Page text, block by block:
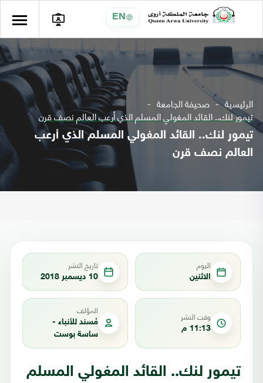
EN
الرئيسية صحيفة الجامعة
تيمور لنك.. القائد المغولي المسلم الذي أرعب العالم نصف قرن
تيمور لنك.. القائد المغولي المسلم الذي أرعب
العالم نصف قرن
اليوم
الاثنين
تاريخ النشر
10 ديسمبر 2018
وقت النشر
11:13 م
المؤلف
مُسند للأنباء -
ساسة بوست
تيمور لنك.. القائد المغولي المسلم